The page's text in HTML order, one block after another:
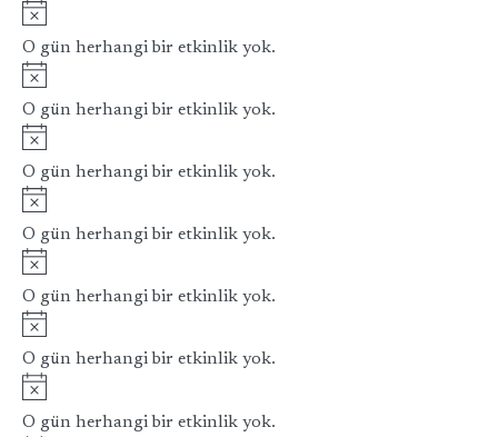
Notice
O gün herhangi bir etkinlik yok.
Notice
O gün herhangi bir etkinlik yok.
Notice
O gün herhangi bir etkinlik yok.
Notice
O gün herhangi bir etkinlik yok.
Notice
O gün herhangi bir etkinlik yok.
Notice
O gün herhangi bir etkinlik yok.
Notice
O gün herhangi bir etkinlik yok.